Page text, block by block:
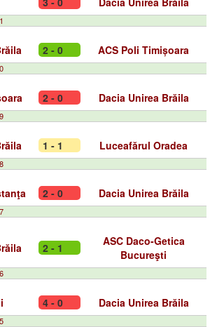
2 - 0 ACS Poli Timișoara
2 - 0 Dacia Unirea Brăila
1 - 1 Luceafărul Oradea
2 - 0 Dacia Unirea Brăila
2 - 1
ASC Daco-Getica
Bucureşti
4 - 0 Dacia Unirea Brăila